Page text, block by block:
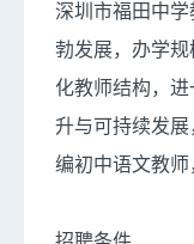
深圳市福田中
勃发展，办学
化教师结构，
升与可持续发
编初中语文教师